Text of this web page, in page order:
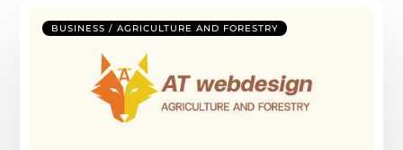
BUSINESS / AGRICULTURE AND FORESTRY